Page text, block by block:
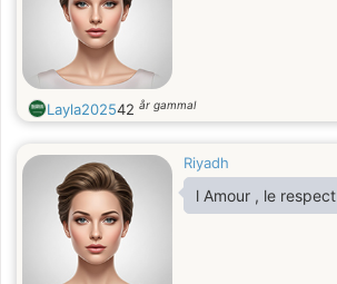
Layla202542 år gammal
Riyadh
l Amour , le respect